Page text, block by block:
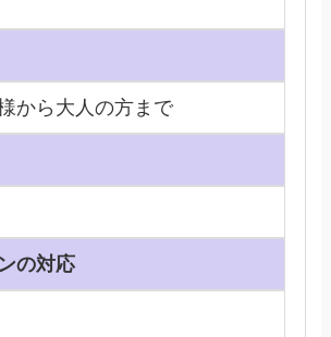
から大人の方まで
の対応